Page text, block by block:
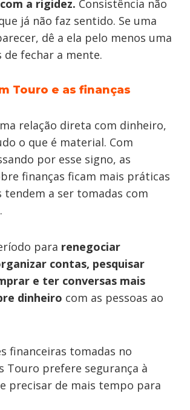
a rigidez. Consistência não
já não faz sentido. Se uma
dê a ela pelo menos uma
de fechar a mente.
Touro e as finanças
relação direta com dinheiro,
o que é material. Com
por esse signo, as
finanças ficam mais práticas
tendem a ser tomadas com
para renegociar
contas, pesquisar
e ter conversas mais
dinheiro com as pessoas ao
financeiras tomadas no
Touro prefere segurança à
precisar de mais tempo para